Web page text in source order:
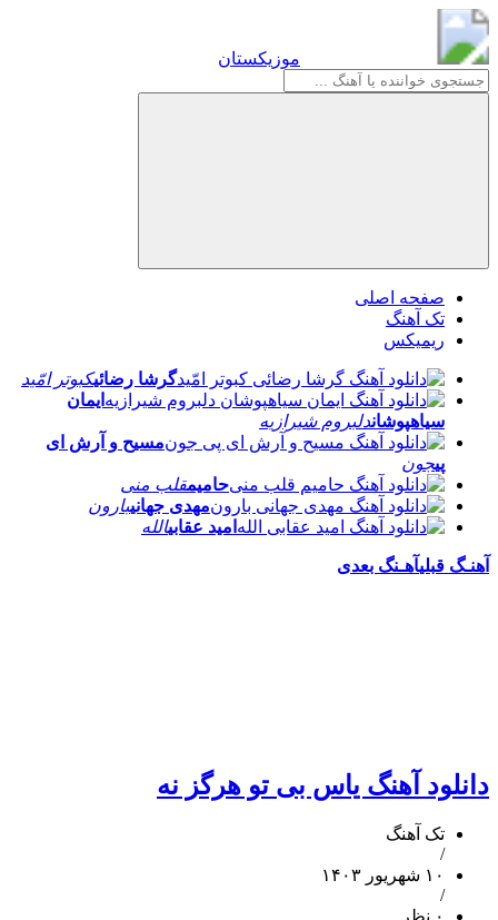
موزیکستان
صفحه اصلی
تک آهنگ
ریمیکس
گرشا رضائیکبوتر امّید
ایمان
سیاهپوشاندلبروم شیرازیه
مسیح و آرش ای
پیجون
حامیمقلب منی
مهدی جهانیبارون
امید عقابیالله
آهنـگ قبلیآهـنگ بعدی
دانلود آهنگ یاس بی تو هرگز نه
تک آهنگ
/
۱۰ شهریور ۱۴۰۳
/
۰ نظر